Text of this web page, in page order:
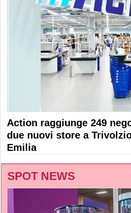
Action raggiunge 249
due nuovi store a
Emilia
SPOT NEWS